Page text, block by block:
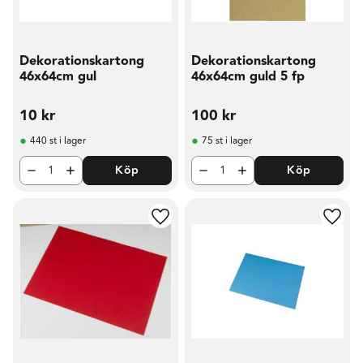
Dekorationskartong
46x64cm gul
10 kr
440 st i lager
Köp
Dekorationskartong
46x64cm guld 5 fp
100 kr
75 st i lager
Köp
Lägg till i favoriter